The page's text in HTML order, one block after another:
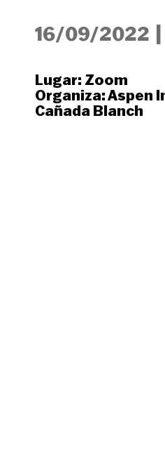
16/09/2022
Lugar: Zoom
Organiza:Aspen
Cañada Blanch